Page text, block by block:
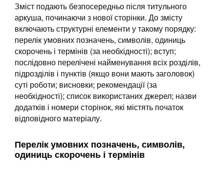
Зміст подають безпосередньо після титульного
аркуша, починаючи з нової сторінки. До змісту
включають структурні елементи у такому порядку:
перелік умовних позначень, символів, одиниць
скорочень і термінів (за необхідності); вступ;
послідовно перелічені найменування всіх розділів,
підрозділів і пунктів (якщо вони мають заголовок)
суті роботи; висновки; рекомендації (за
необхідності); список використаних джерел; назви
додатків і номери сторінок, які містять початок
відповідного матеріалу.
Перелік умовних позначень, символів,
одиниць скорочень і термінів